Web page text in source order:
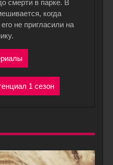
смерти в парке. В
когда
не пригласили на
1 сезон